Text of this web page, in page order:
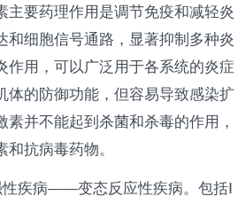
要药理作用是调节免疫和减轻炎
细胞信号通路，显著抑制多种炎
作用，可以广泛用于各系统的炎症
体的防御功能，但容易导致感染扩
并不能起到杀菌和杀毒的作用，
抗病毒药物。
性疾病——变态反应性疾病。包括Ⅰ